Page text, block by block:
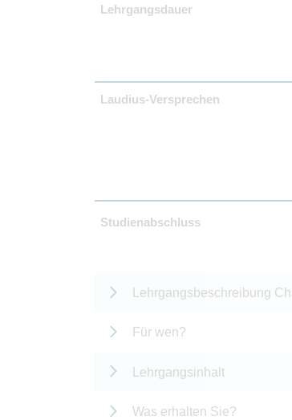
Lehrgangsdauer
Laudius-Versprechen
Studienabschluss
Lehrgangsbeschreibung
Für wen?
Lehrgangsinhalt
Was erhalten Sie?